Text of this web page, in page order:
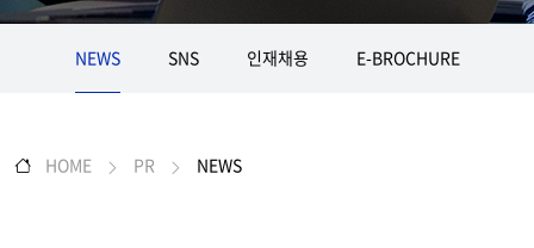
NEWS SNS 인재채용 E-BROCHURE
HOME PR NEWS